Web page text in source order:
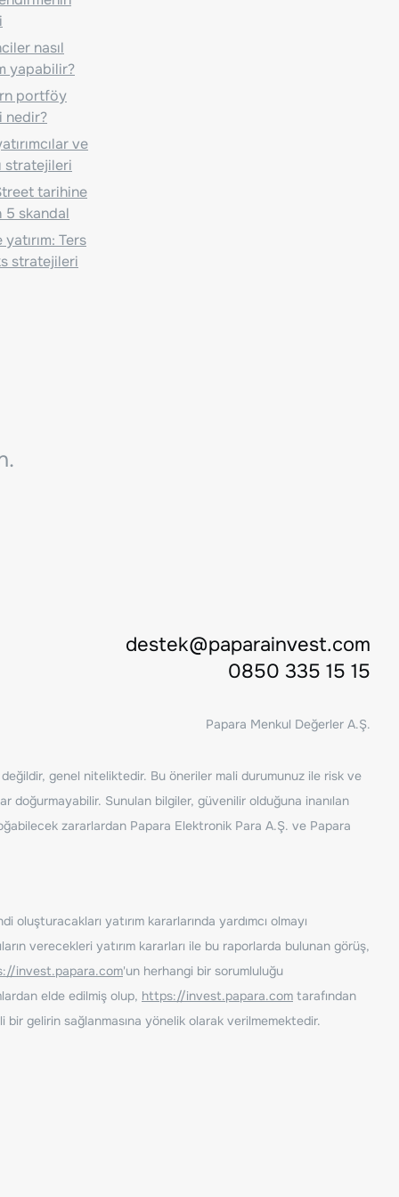
nasıl
yapabilir?
portföy
nedir?
ve
stratejileri
tarihine
5 skandal
Ters
stratejileri
destek@paparainvest.com
0850 335 15 15
Papara Menkul Değerler A.Ş.
değildir, genel niteliktedir. Bu öneriler mali durumunuz ile risk ve
doğurmayabilir. Sunulan bilgiler, güvenilir olduğuna inanılan
zararlardan Papara Elektronik Para A.Ş. ve Papara
yatırım kararlarında yardımcı olmayı
verecekleri yatırım kararları ile bu raporlarda bulunan görüş,
invest.papara.com'un herhangi bir sorumluluğu
elde edilmiş olup, https://invest.papara.com tarafından
bir gelirin sağlanmasına yönelik olarak verilmemektedir.